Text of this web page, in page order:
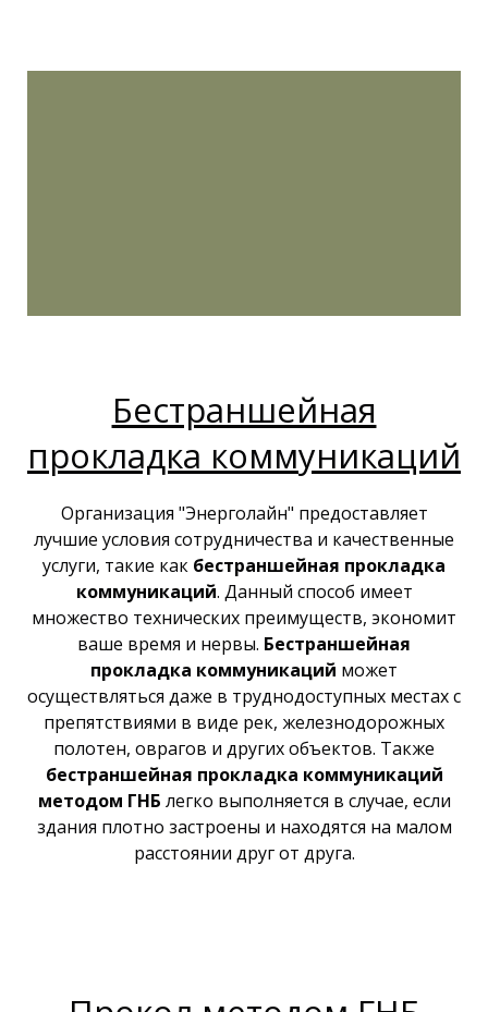
Бестраншейная
прокладка коммуникаций
Организация "Энерголайн" предоставляет
лучшие условия сотрудничества и качественные
услуги, такие как бестраншейная прокладка
коммуникаций. Данный способ имеет
множество технических преимуществ, экономит
ваше время и нервы. Бестраншейная
прокладка коммуникаций может
осуществляться даже в труднодоступных местах с
препятствиями в виде рек, железнодорожных
полотен, оврагов и других объектов. Также
бестраншейная прокладка коммуникаций
методом ГНБ легко выполняется в случае, если
здания плотно застроены и находятся на малом
расстоянии друг от друга.